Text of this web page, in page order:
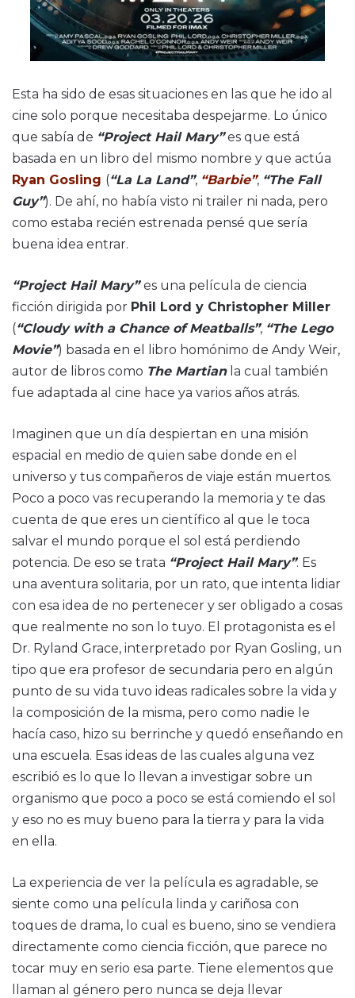
Esta ha sido de esas situaciones en las que he ido al
cine solo porque necesitaba despejarme. Lo único
que sabía de “Project Hail Mary”es que está
basada en un libro del mismo nombre y que actúa
Ryan Gosling (“La La Land”, “Barbie”, “The Fall
Guy”). De ahí, no había visto ni trailer ni nada, pero
como estaba recién estrenada pensé que sería
buena idea entrar.
“Project Hail Mary”es una película de ciencia
ficción dirigida por Phil Lord y Christopher Miller
(“Cloudy with a Chance of Meatballs”, “The Lego
Movie”) basada en el libro homónimo de Andy Weir,
autor de libros como The Martianla cual también
fue adaptada al cine hace ya varios años atrás.
Imaginen que un día despiertan en una misión
espacial en medio de quien sabe donde en el
universo y tus compañeros de viaje están muertos.
Poco a poco vas recuperando la memoria y te das
cuenta de que eres un científico al que le toca
salvar el mundo porque el sol está perdiendo
potencia. De eso se trata “Project Hail Mary”. Es
una aventura solitaria, por un rato, que intenta lidiar
con esa idea de no pertenecer y ser obligado a cosas
que realmente no son lo tuyo. El protagonista es el
Dr. Ryland Grace, interpretado por Ryan Gosling, un
tipo que era profesor de secundaria pero en algún
punto de su vida tuvo ideas radicales sobre la vida y
la composición de la misma, pero como nadie le
hacía caso, hizo su berrinche y quedó enseñando en
una escuela. Esas ideas de las cuales alguna vez
escribió es lo que lo llevan a investigar sobre un
organismo que poco a poco se está comiendo el sol
y eso no es muy bueno para la tierra y para la vida
en ella.
La experiencia de ver la película es agradable, se
siente como una película linda y cariñosa con
toques de drama, lo cual es bueno, sino se vendiera
directamente como ciencia ficción, que parece no
tocar muy en serio esa parte. Tiene elementos que
llaman al género pero nunca se deja llevar